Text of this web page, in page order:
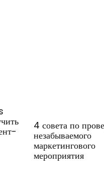
4 совета по
незабываемого
маркетингового
мероприятия